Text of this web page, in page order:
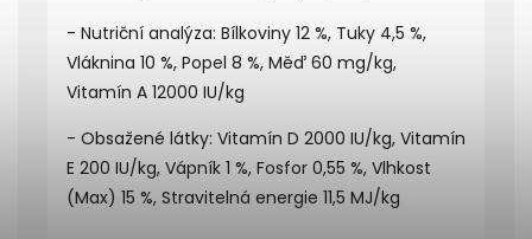
- Nutriční analýza: Bílkoviny 12 %, Tuky 4,5 %,
Vláknina 10 %, Popel 8 %, Měď 60 mg/kg,
Vitamín A 12000 IU/kg
- Obsažené látky: Vitamín D 2000 IU/kg, Vitamín
E 200 IU/kg, Vápník 1 %, Fosfor 0,55 %, Vlhkost
(Max) 15 %, Stravitelná energie 11,5 MJ/kg